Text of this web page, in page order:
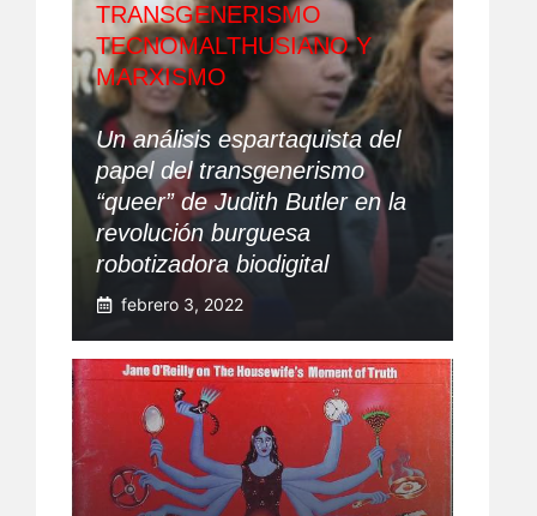
TRANSGENERISMO
TECNOMALTHUSIANO Y
MARXISMO
Un análisis espartaquista del
papel del transgenerismo
“queer” de Judith Butler en la
revolución burguesa
robotizadora biodigital
febrero 3, 2022